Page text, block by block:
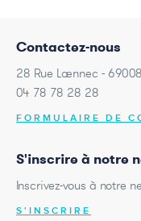
Contactez-nous
28 Rue Laennec -
04 78 78 28 28
FORMULAIRE DE
S'inscrire à notre
Inscrivez-vous à notre
S'INSCRIRE